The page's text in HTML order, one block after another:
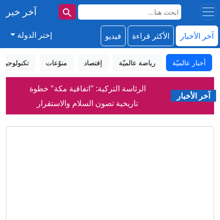
آخر خبر
آخر الأخبار الأكثر قراءة فيديو إختر الدولة
أخبار عالميّة رياضة عالميّة إقتصاد منوّعات تكنولوجيا
آخر الأخبار
الرئاسة التركية: "اتفاقية مكة" خطوة
تاريخية تصون السلام والاستقرار
إيران تعلق على اتفاق الدفاع بين السعودية